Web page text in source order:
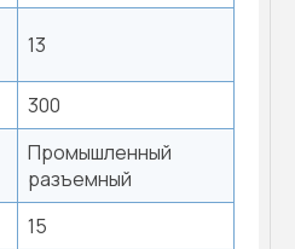
13
300
Промышленный
разъемный
15